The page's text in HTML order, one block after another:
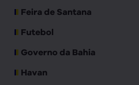
Feira de Santana
Futebol
Governo da Bahia
Havan